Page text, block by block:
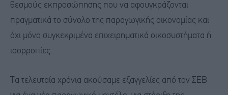
θεσμούς εκπροσώπησης που να αφουγκράζονται
πραγματικά το σύνολο της παραγωγικής οικονομίας και
όχι μόνο συγκεκριμένα επιχειρηματικά οικοσυστήματα ή
ισορροπίες.
Τα τελευταία χρόνια ακούσαμε εξαγγελίες από τον ΣΕΒ